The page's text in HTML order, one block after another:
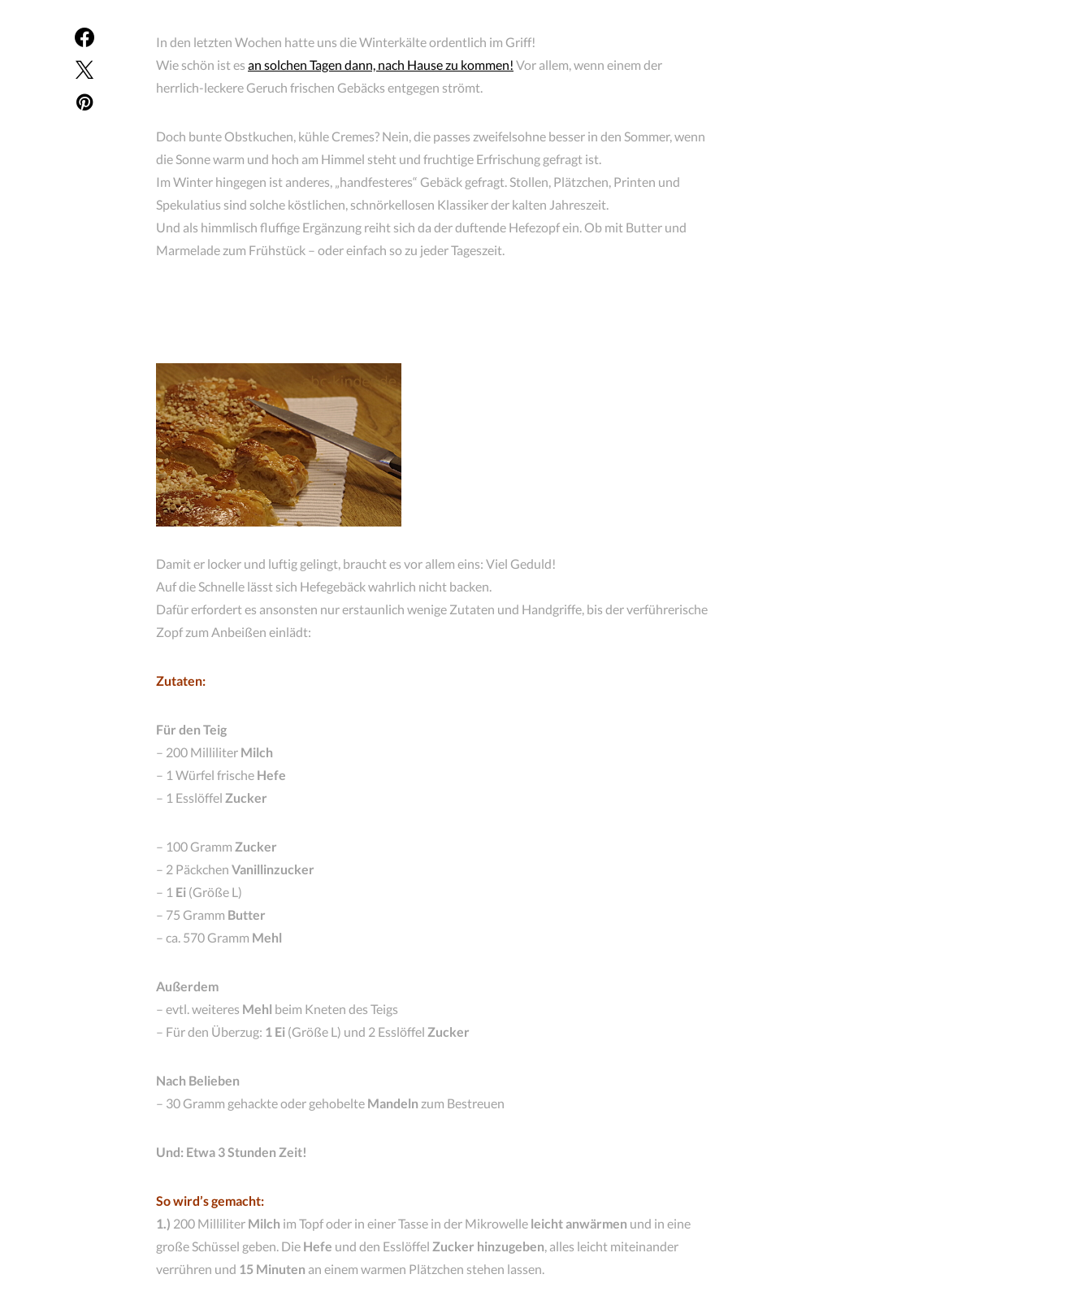
In den letzten Wochen hatte uns die Winterkälte ordentlich im Griff!
Wie schön ist es an solchen Tagen dann, nach Hause zu kommen! Vor allem, wenn einem der
herrlich-leckere Geruch frischen Gebäcks entgegen strömt.
Doch bunte Obstkuchen, kühle Cremes? Nein, die passes zweifelsohne besser in den Sommer, wenn
die Sonne warm und hoch am Himmel steht und fruchtige Erfrischung gefragt ist.
Im Winter hingegen ist anderes, „handfesteres“ Gebäck gefragt. Stollen, Plätzchen, Printen und
Spekulatius sind solche köstlichen, schnörkellosen Klassiker der kalten Jahreszeit.
Und als himmlisch fluffige Ergänzung reiht sich da der duftende Hefezopf ein. Ob mit Butter und
Marmelade zum Frühstück – oder einfach so zu jeder Tageszeit.
Damit er locker und luftig gelingt, braucht es vor allem eins: Viel Geduld!
Auf die Schnelle lässt sich Hefegebäck wahrlich nicht backen.
Dafür erfordert es ansonsten nur erstaunlich wenige Zutaten und Handgriffe, bis der verführerische
Zopf zum Anbeißen einlädt:
Zutaten:
Für den Teig
– 200 Milliliter Milch
– 1 Würfel frische Hefe
– 1 Esslöffel Zucker
– 100 Gramm Zucker
– 2 Päckchen Vanillinzucker
– 1 Ei (Größe L)
– 75 Gramm Butter
– ca. 570 Gramm Mehl
Außerdem
– evtl. weiteres Mehl beim Kneten des Teigs
– Für den Überzug: 1 Ei (Größe L) und 2 Esslöffel Zucker
Nach Belieben
– 30 Gramm gehackte oder gehobelte Mandeln zum Bestreuen
Und: Etwa 3 Stunden Zeit!
So wird’s gemacht:
1.) 200 Milliliter Milch im Topf oder in einer Tasse in der Mikrowelle leicht anwärmen und in eine
große Schüssel geben. Die Hefe und den Esslöffel Zucker hinzugeben, alles leicht miteinander
verrühren und 15 Minuten an einem warmen Plätzchen stehen lassen.